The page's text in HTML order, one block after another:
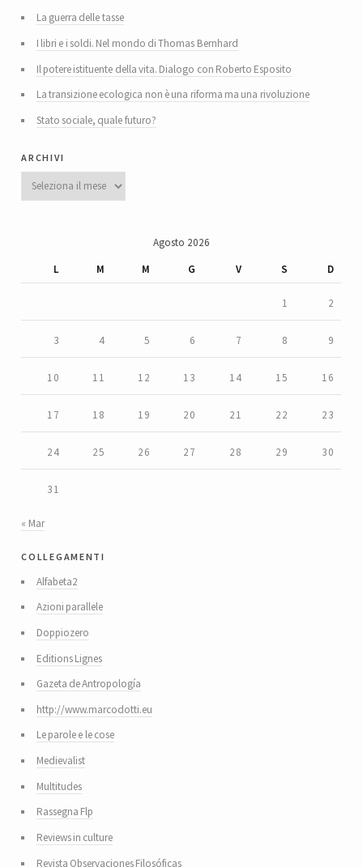
La guerra delle tasse
I libri e i soldi. Nel mondo di Thomas Bernhard
Il potere istituente della vita. Dialogo con Roberto Esposito
La transizione ecologica non è una riforma ma una rivoluzione
Stato sociale, quale futuro?
archivi
Archivi
Agosto 2026
L
M M G V S D
1 2
3 4 5 6 7 8 9
10 11 12 13 14 15 16
17 18 19 20 21 22 23
24 25 26 27 28 29 30
31
« Mar
collegamenti
Alfabeta2
Azioni parallele
Doppiozero
Editions Lignes
Gazeta de Antropología
http://www.marcodotti.eu
Le parole e le cose
Medievalist
Multitudes
Rassegna Flp
Reviews in culture
Revista Observaciones Filosóficas